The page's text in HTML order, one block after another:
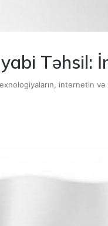
Təhsil:
internetin